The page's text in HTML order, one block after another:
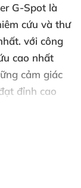
G-Spot là
cứu và thư
. với công
cao nhất
cảm giác
đỉnh cao
3 tháng